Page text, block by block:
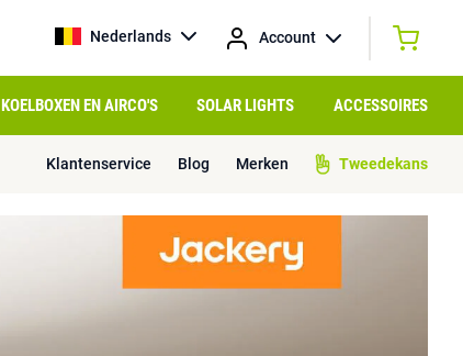
Nederlands Account
KOELBOXEN EN AIRCO'S SOLAR LIGHTS ACCESSOIRES
Klantenservice Blog Merken Tweedekans